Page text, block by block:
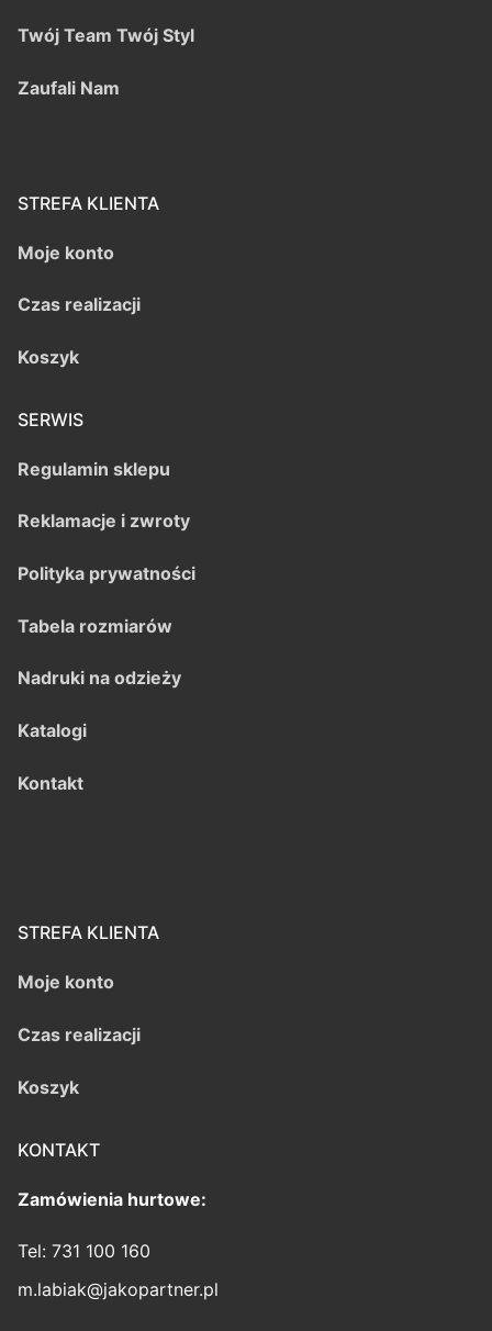
Twój Team Twój Styl
Zaufali Nam
STREFA KLIENTA
Moje konto
Czas realizacji
Koszyk
SERWIS
Regulamin sklepu
Reklamacje i zwroty
Polityka prywatności
Tabela rozmiarów
Nadruki na odzieży
Katalogi
Kontakt
STREFA KLIENTA
Moje konto
Czas realizacji
Koszyk
KONTAKT
Zamówienia hurtowe:
Tel: 731 100 160
m.labiak@jakopartner.pl